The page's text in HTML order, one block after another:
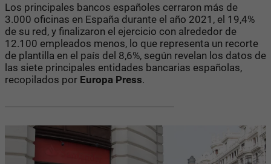
Los principales bancos españoles cerraron más de
3.000 oficinas en España durante el año 2021, el 19,4%
de su red, y finalizaron el ejercicio con alrededor de
12.100 empleados menos, lo que representa un recorte
de plantilla en el país del 8,6%, según revelan los datos de
las siete principales entidades bancarias españolas,
recopilados por Europa Press.